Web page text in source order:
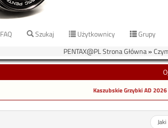
FAQ Szukaj Użytkownicy Grupy
PENTAX@PL Strona Główna»
Kaszubskie Grzybki AD 2026